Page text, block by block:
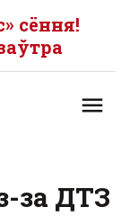
сёння!
за ДТЗ